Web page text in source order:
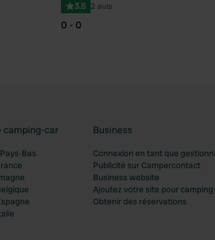
3.5 2 avis
0 - 0
camping-car
Bas
Business
Connexion en tant que
Publicité sur Campercontact
Business website
Ajoutez votre site pour
Obtenir des réservations